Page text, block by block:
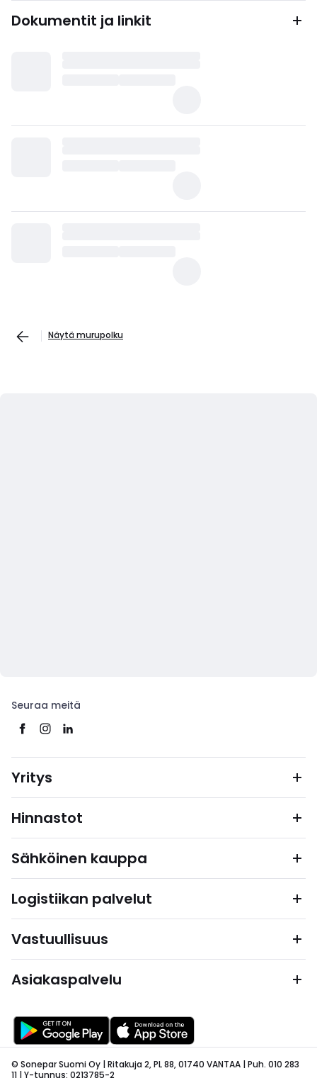
Dokumentit ja linkit
Näytä murupolku
Seuraa meitä
Yritys
Hinnastot
Sähköinen kauppa
Logistiikan palvelut
Vastuullisuus
Asiakaspalvelu
© Sonepar Suomi Oy | Ritakuja 2, PL 88, 01740 VANTAA | Puh. 010 283
11 | Y-tunnus: 0213785-2